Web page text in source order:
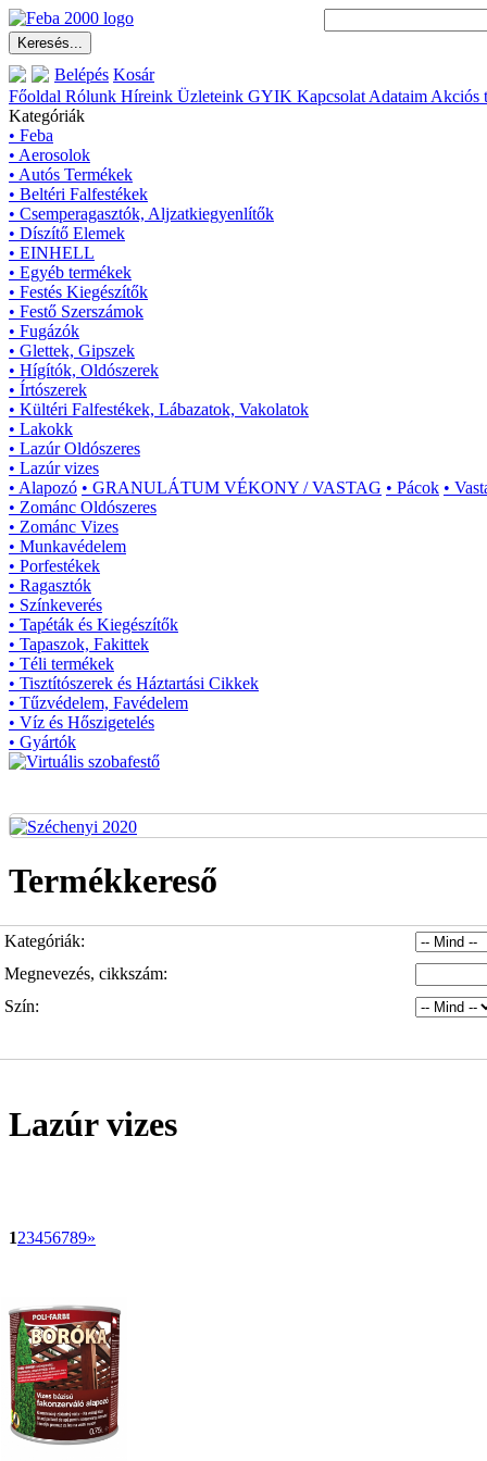
Belépés Kosár
Főoldal Rólunk Híreink Üzleteink GYIK Kapcsolat Adataim Akciós
Kategóriák
• Feba
• Aerosolok
• Autós Termékek
• Beltéri Falfestékek
• Csemperagasztók, Aljzatkiegyenlítők
• Díszítő Elemek
• EINHELL
• Egyéb termékek
• Festés Kiegészítők
• Festő Szerszámok
• Fugázók
• Glettek, Gipszek
• Hígítók, Oldószerek
• Írtószerek
• Kültéri Falfestékek, Lábazatok, Vakolatok
• Lakokk
• Lazúr Oldószeres
• Lazúr vizes
• Alapozó • GRANULÁTUM VÉKONY / VASTAG • Pácok •
• Zománc Oldószeres
• Zománc Vizes
• Munkavédelem
• Porfestékek
• Ragasztók
• Színkeverés
• Tapéták és Kiegészítők
• Tapaszok, Fakittek
• Téli termékek
• Tisztítószerek és Háztartási Cikkek
• Tűzvédelem, Favédelem
• Víz és Hőszigetelés
• Gyártók
Termékkereső
Kategóriák:
Megnevezés, cikkszám:
Szín:
Lazúr vizes
123456789»